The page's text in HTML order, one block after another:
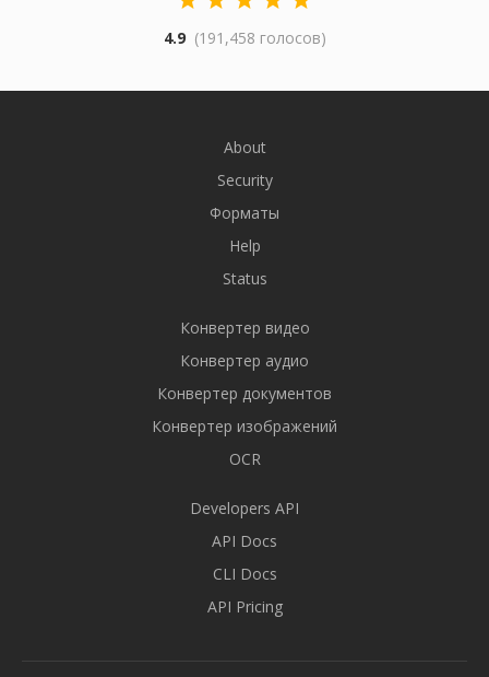
4.9 (191,458 голосов)
About
Security
Форматы
Help
Status
Конвертер видео
Конвертер аудио
Конвертер документов
Конвертер изображений
OCR
Developers API
API Docs
CLI Docs
API Pricing